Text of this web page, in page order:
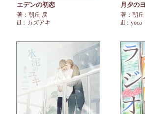
エデンの初恋
著：朝丘 戻
ill：カズアキ
月夕の
著：朝丘
ill：yoco